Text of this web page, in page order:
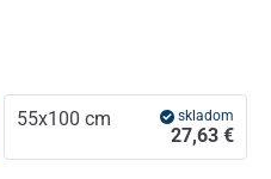
55x100 cm skladom
27,63 €